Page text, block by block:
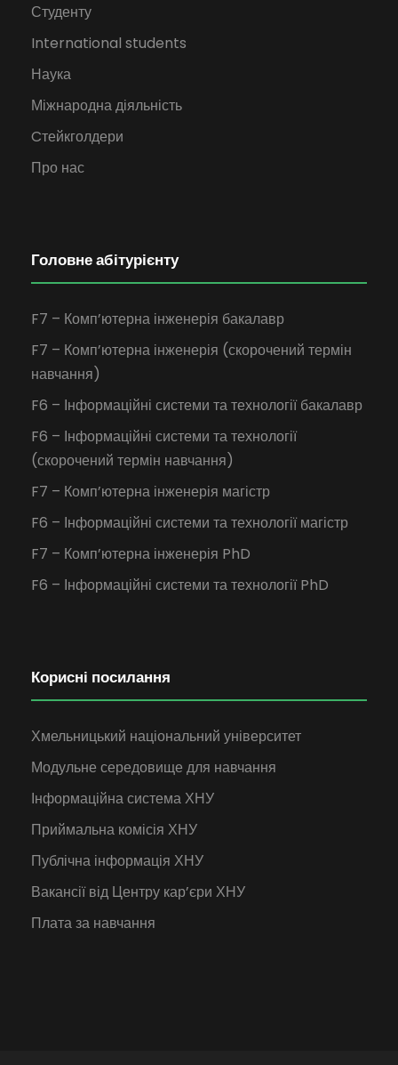
Студенту
International students
Наука
Міжнародна діяльність
Cтейкголдери
Про нас
Головне абітурієнту
F7 – Комп’ютерна інженерія бакалавр
F7 – Комп’ютерна інженерія (скорочений термін
навчання)
F6 – Інформаційні системи та технології бакалавр
F6 – Інформаційні системи та технології
(скорочений термін навчання)
F7 – Комп’ютерна інженерія магістр
F6 – Інформаційні системи та технології магістр
F7 – Комп’ютерна інженерія PhD
F6 – Інформаційні системи та технології PhD
Корисні посилання
Хмельницький національний університет
Модульне середовище для навчання
Інформаційна система ХНУ
Приймальна комісія ХНУ
Публічна інформація ХНУ
Вакансії від Центру кар’єри ХНУ
Плата за навчання